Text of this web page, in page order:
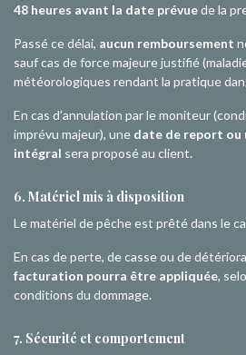
48 heures avant la date prévuede la
Passé ce délai, aucun remboursement
sauf cas de force majeure justifié
météorologiques rendant la pratique
En cas d’annulation par le moniteur
imprévu majeur), une date de report ou
intégral sera proposé au client.
6. Matériel mis à disposition
Le matériel de pêche est prêté dans le
En cas de perte, de casse ou de
facturation pourra être appliquée,
conditions du dommage.
7. Sécurité et comportement